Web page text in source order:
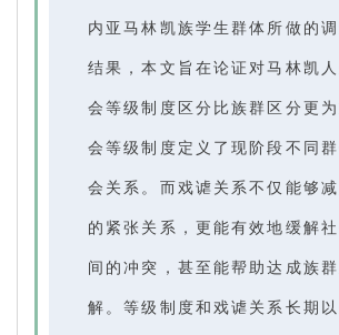
内亚马林凯族学生群体所做的
结果，本文旨在论证对马林凯
会等级制度区分比族群区分更
会等级制度定义了现阶段不同
会关系。而戏谑关系不仅能够
的紧张关系，更能有效地缓解
间的冲突，甚至能帮助达成族
解。等级制度和戏谑关系长期